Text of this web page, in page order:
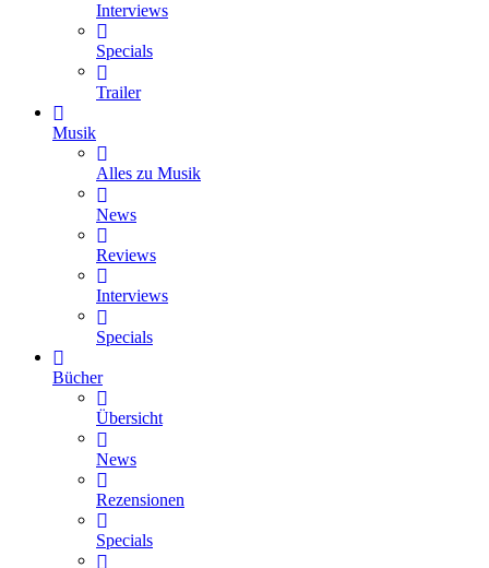
Interviews
Specials
Trailer
Musik
Alles zu Musik
News
Reviews
Interviews
Specials
Bücher
Übersicht
News
Rezensionen
Specials